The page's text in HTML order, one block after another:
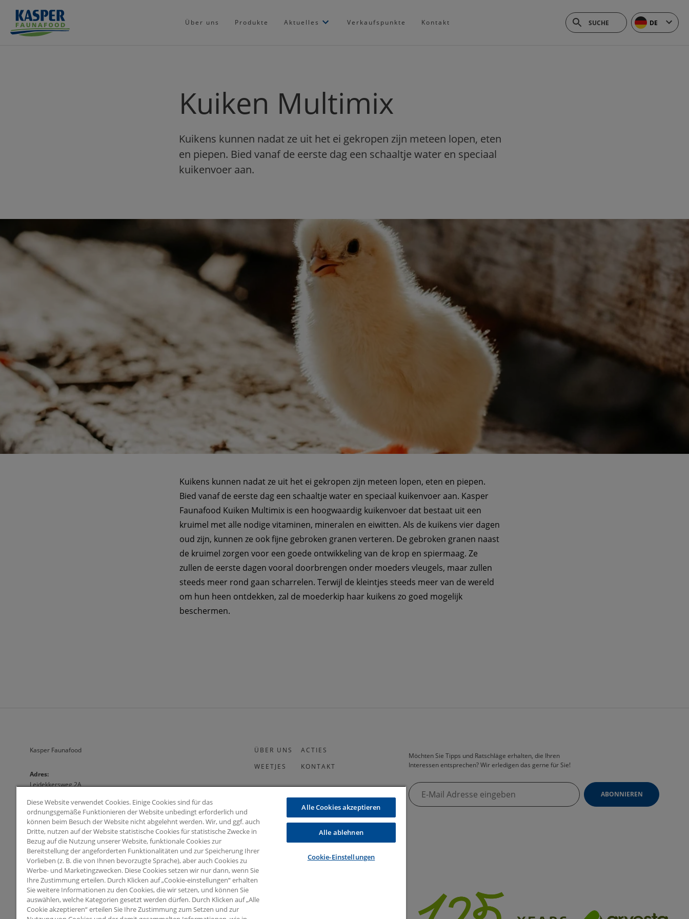
Über uns Produkte Aktuelles Verkaufspunkte Kontakt DE
Kuiken Multimix
Kuikens kunnen nadat ze uit het ei gekropen zijn meteen lopen, eten
en piepen. Bied vanaf de eerste dag een schaaltje water en speciaal
kuikenvoer aan.
Kuikens kunnen nadat ze uit het ei gekropen zijn meteen lopen, eten en piepen.
Bied vanaf de eerste dag een schaaltje water en speciaal kuikenvoer aan. Kasper
Faunafood Kuiken Multimix is een hoogwaardig kuikenvoer dat bestaat uit een
kruimel met alle nodige vitaminen, mineralen en eiwitten. Als de kuikens vier dagen
oud zijn, kunnen ze ook fijne gebroken granen verteren. De gebroken granen naast
de kruimel zorgen voor een goede ontwikkeling van de krop en spiermaag. Ze
zullen de eerste dagen vooral doorbrengen onder moeders vleugels, maar zullen
steeds meer rond gaan scharrelen. Terwijl de kleintjes steeds meer van de wereld
om hun heen ontdekken, zal de moederkip haar kuikens zo goed mogelijk
beschermen.
Kasper Faunafood
Adres:
Leidekkersweg 2A
Nederland
Arie Blok BV
Leidekkersweg 2A 3449 JH Woerden (Nederland)
KvK-nummer 30133415
info@kasperfaunafood.nl
ÜBER UNS
WEETJES
ACTIES
KONTAKT
Möchten Sie Tipps und Ratschläge erhalten, die Ihren
Interessen entsprechen? Wir erledigen das gerne für Sie!
ABONNIEREN
© 2026 Arvesta. Alle Rechte vorbehalten.
Diese Website verwendet Cookies. Einige Cookies sind für das
ordnungsgemäße Funktionieren der Website unbedingt erforderlich und
können beim Besuch der Website nicht abgelehnt werden. Wir, und ggf. auch
Dritte, nutzen auf der Website statistische Cookies für statistische Zwecke in
Bezug auf die Nutzung unserer Website, funktionale Cookies zur
Bereitstellung der angeforderten Funktionalitäten und zur Speicherung Ihrer
Vorlieben (z. B. die von Ihnen bevorzugte Sprache), aber auch Cookies zu
Werbe- und Marketingzwecken. Diese Cookies setzen wir nur dann, wenn Sie
Ihre Zustimmung erteilen. Durch Klicken auf „Cookie-einstellungen“ erhalten
Sie weitere Informationen zu den Cookies, die wir setzen, und können Sie
auswählen, welche Kategorien gesetzt werden dürfen. Durch Klicken auf „Alle
Cookie akzeptieren“ erteilen Sie Ihre Zustimmung zum Setzen und zur
Alle Cookies akzeptieren
Alle ablehnen
Cookie-Einstellungen